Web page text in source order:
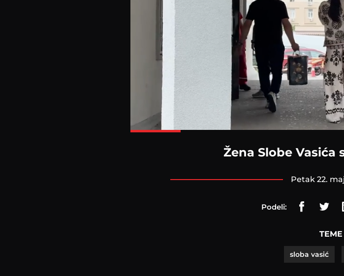
Žena Slobe
petak 22.
Podeli:
TEME
sloba vasić